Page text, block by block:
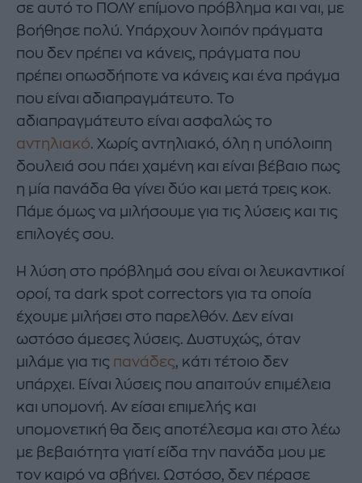
σε αυτό το ΠΟΛΥ επίμονο πρόβλημα και ναι, με
βοήθησε πολύ. Υπάρχουν λοιπόν πράγματα
που δεν πρέπει να κάνεις, πράγματα που
πρέπει οπωσδήποτε να κάνεις και ένα πράγμα
που είναι αδιαπραγμάτευτο. Το
αδιαπραγμάτευτο είναι ασφαλώς το
αντηλιακό. Χωρίς αντηλιακό, όλη η υπόλοιπη
δουλειά σου πάει χαμένη και είναι βέβαιο πως
η μία πανάδα θα γίνει δύο και μετά τρεις κοκ.
Πάμε όμως να μιλήσουμε για τις λύσεις και τις
επιλογές σου.
Η λύση στο πρόβλημά σου είναι οι λευκαντικοί
οροί, τα dark spot correctors για τα οποία
έχουμε μιλήσει στο παρελθόν. Δεν είναι
ωστόσο άμεσες λύσεις. Δυστυχώς, όταν
μιλάμε για τις πανάδες, κάτι τέτοιο δεν
υπάρχει. Είναι λύσεις που απαιτούν επιμέλεια
και υπομονή. Αν είσαι επιμελής και
υπομονετική θα δεις αποτέλεσμα και στο λέω
με βεβαιότητα γιατί είδα την πανάδα μου με
τον καιρό να σβήνει. Ωστόσο, δεν πέρασε